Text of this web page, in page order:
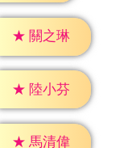
★ 關之琳
★ 陸小芬
★ 馬清偉